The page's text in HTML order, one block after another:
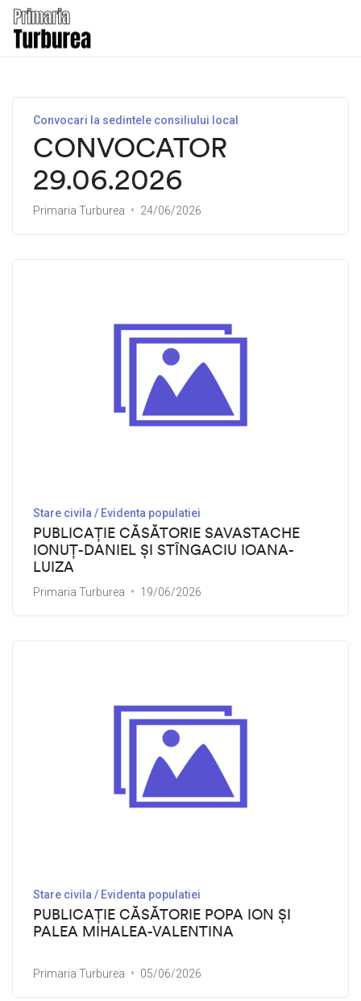
Convocari la sedintele consiliului local
CONVOCATOR
29.06.2026
Primaria Turburea 24/06/2026
Stare civila / Evidenta populatiei
PUBLICAȚIE CĂSĂTORIE SAVASTACHE
IONUȚ-DANIEL ȘI STÎNGACIU IOANA-
LUIZA
Primaria Turburea 19/06/2026
Stare civila / Evidenta populatiei
PUBLICAȚIE CĂSĂTORIE POPA ION ȘI
PALEA MIHALEA-VALENTINA
Primaria Turburea 05/06/2026